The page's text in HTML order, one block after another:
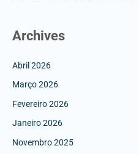
Archives
Abril 2026
Março 2026
Fevereiro 2026
Janeiro 2026
Novembro 2025